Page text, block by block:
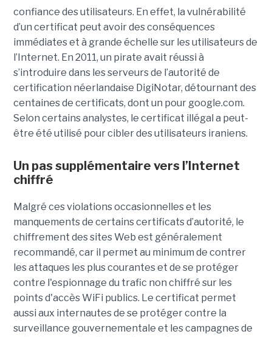
confiance des utilisateurs. En effet, la vulnérabilité
d’un certificat peut avoir des conséquences
immédiates et à grande échelle sur les utilisateurs de
l’Internet. En 2011, un pirate avait réussi à
s’introduire dans les serveurs de l’autorité de
certification néerlandaise DigiNotar, détournant des
centaines de certificats, dont un pour google.com.
Selon certains analystes, le certificat illégal a peut-
être été utilisé pour cibler des utilisateurs iraniens.
Un pas supplémentaire vers l’Internet
chiffré
Malgré ces violations occasionnelles et les
manquements de certains certificats d’autorité, le
chiffrement des sites Web est généralement
recommandé, car il permet au minimum de contrer
les attaques les plus courantes et de se protéger
contre l'espionnage du trafic non chiffré sur les
points d'accès WiFi publics. Le certificat permet
aussi aux internautes de se protéger contre la
surveillance gouvernementale et les campagnes de